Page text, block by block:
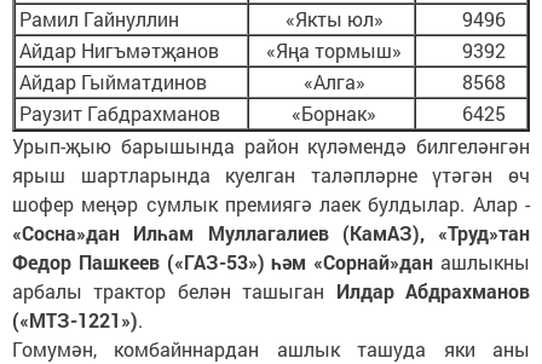
Рамил Гайнуллин
«Якты юл»
9496
Айдар Нигъмәтҗанов
«Яңа тормыш»
9392
Айдар Гыйматдинов
«Алга»
8568
Раузит Габдрахманов
«Борнак»
6425
Урып-җыю барышында район күләмендә билгеләнгән
ярыш шартларында куелган таләпләрне үтәгән өч
шофер меңәр сумлык премиягә лаек булдылар. Алар -
«Сосна»дан Илһам Муллагалиев (КамАЗ), «Труд»тан
Федор Пашкеев («ГАЗ-53») һәм «Сорнай»дан ашлыкны
арбалы трактор белән ташыган Илдар Абдрахманов
(«МТЗ-1221»).
Гомумән, комбайннардан ашлык ташуда яки аны